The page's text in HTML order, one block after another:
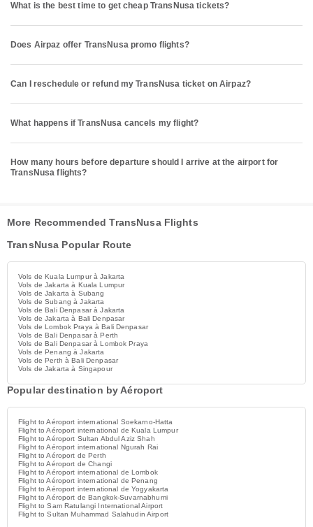
What is the best time to get cheap TransNusa tickets?
Does Airpaz offer TransNusa promo flights?
Can I reschedule or refund my TransNusa ticket on Airpaz?
What happens if TransNusa cancels my flight?
How many hours before departure should I arrive at the airport for
TransNusa flights?
More Recommended TransNusa Flights
TransNusa Popular Route
Vols de Kuala Lumpur à Jakarta
Vols de Jakarta à Kuala Lumpur
Vols de Jakarta à Subang
Vols de Subang à Jakarta
Vols de Bali Denpasar à Jakarta
Vols de Jakarta à Bali Denpasar
Vols de Lombok Praya à Bali Denpasar
Vols de Bali Denpasar à Perth
Vols de Bali Denpasar à Lombok Praya
Vols de Penang à Jakarta
Vols de Perth à Bali Denpasar
Vols de Jakarta à Singapour
Popular destination by Aéroport
Flight to Aéroport international Soekarno-Hatta
Flight to Aéroport international de Kuala Lumpur
Flight to Aéroport Sultan Abdul Aziz Shah
Flight to Aéroport international Ngurah Rai
Flight to Aéroport de Perth
Flight to Aéroport de Changi
Flight to Aéroport international de Lombok
Flight to Aéroport international de Penang
Flight to Aéroport international de Yogyakarta
Flight to Aéroport de Bangkok-Suvarnabhumi
Flight to Sam Ratulangi International Airport
Flight to Sultan Muhammad Salahudin Airport